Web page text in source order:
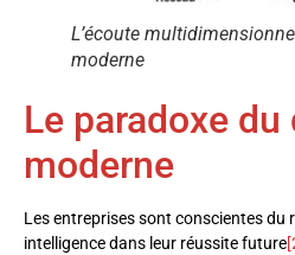
L’écoute
moderne
Le paradoxe
moderne
Les entreprises sont conscientes du
intelligence dans leur réussite future